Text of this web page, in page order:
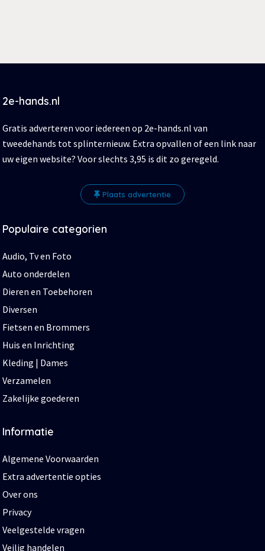
2e-hands.nl
Gratis adverteren voor iedereen op 2e-hands.nl van
tweedehands tot splinternieuw. Extra opvallen of een link naar
uw eigen website? Voor slechts 3,95 is dit zo geregeld.
Plaats advertentie
Populaire categorien
Audio, Tv en Foto
Auto onderdelen
Dieren en Toebehoren
Diversen
Fietsen en Brommers
Huis en Inrichting
Kleding | Dames
Verzamelen
Zakelijke goederen
Informatie
Algemene Voorwaarden
Extra advertentie opties
Over ons
Privacy
Veelgestelde vragen
Veilig handelen